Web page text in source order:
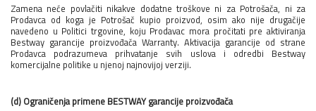
Zamena neće povlačiti nikakve dodatne troškove ni za Potrošača, ni za
Prodavca od koga je Potrošač kupio proizvod, osim ako nije drugačije
navedeno u Politici trgovine, koju Prodavac mora pročitati pre aktiviranja
Bestway garancije proizvođača Warranty. Aktivacija garancije od strane
Prodavca podrazumeva prihvatanje svih uslova i odredbi Bestway
komercijalne politike u njenoj najnovijoj verziji.
(d) Ograničenja primene BESTWAY garancije proizvođača